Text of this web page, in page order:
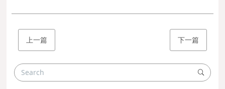
上一篇 下一篇